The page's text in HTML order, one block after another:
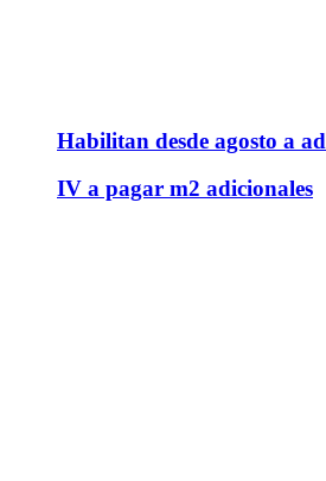
Habilitan desde agosto a
IV a pagar m2 adicionales